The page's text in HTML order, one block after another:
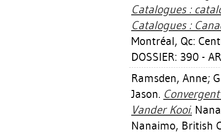
Catalogues :
Catalogues :
Montréal, Qc:
DOSSIER: 390 -
Ramsden, Anne;
Jason.
Vander Kooi.
Nanaimo, British